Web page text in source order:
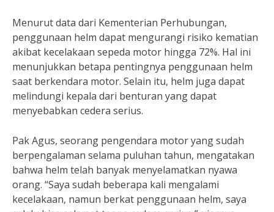
Menurut data dari Kementerian Perhubungan,
penggunaan helm dapat mengurangi risiko kematian
akibat kecelakaan sepeda motor hingga 72%. Hal ini
menunjukkan betapa pentingnya penggunaan helm
saat berkendara motor. Selain itu, helm juga dapat
melindungi kepala dari benturan yang dapat
menyebabkan cedera serius.
Pak Agus, seorang pengendara motor yang sudah
berpengalaman selama puluhan tahun, mengatakan
bahwa helm telah banyak menyelamatkan nyawa
orang. “Saya sudah beberapa kali mengalami
kecelakaan, namun berkat penggunaan helm, saya